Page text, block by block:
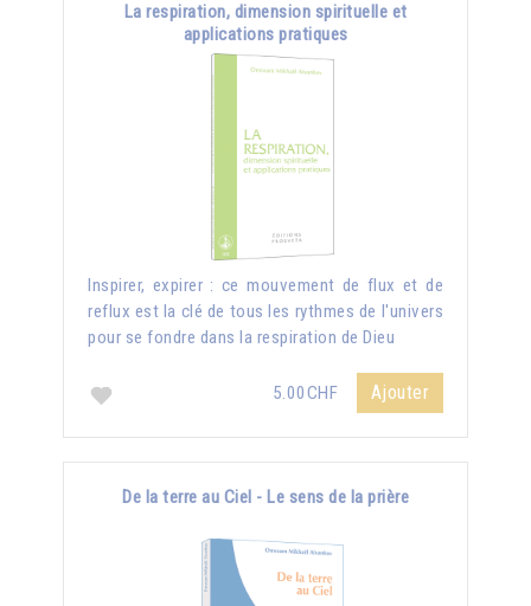
La respiration, dimension spirituelle et
applications pratiques
Inspirer, expirer : ce mouvement de flux et de
reflux est la clé de tous les rythmes de l'univers
pour se fondre dans la respiration de Dieu
5.00CHF Ajouter
De la terre au Ciel - Le sens de la prière